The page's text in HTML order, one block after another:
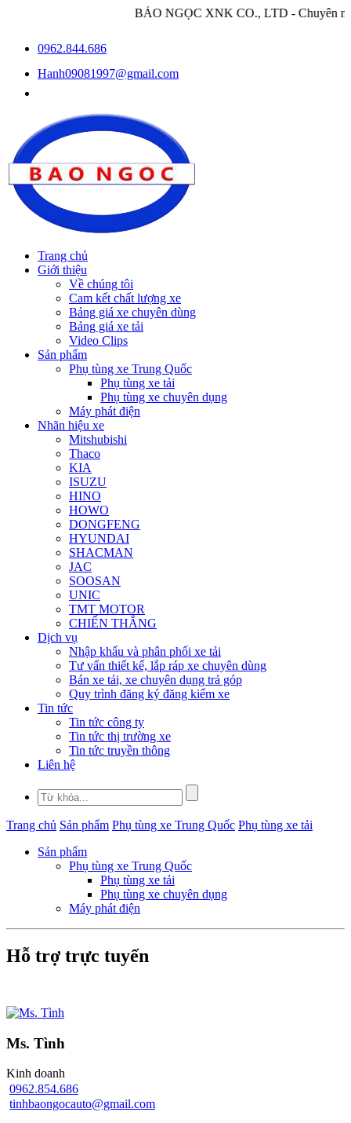
BẢO NGỌC XNK CO., LTD - Chuyên nhập khẩu và
0962.844.686
Hanh09081997@gmail.com
Trang chủ
Giới thiệu
Về chúng tôi
Cam kết chất lượng xe
Bảng giá xe chuyên dùng
Bảng giá xe tải
Video Clips
Sản phẩm
Phụ tùng xe Trung Quốc
Phụ tùng xe tải
Phụ tùng xe chuyên dụng
Máy phát điện
Nhãn hiệu xe
Mitshubishi
Thaco
KIA
ISUZU
HINO
HOWO
DONGFENG
HYUNDAI
SHACMAN
JAC
SOOSAN
UNIC
TMT MOTOR
CHIẾN THẮNG
Dịch vụ
Nhập khẩu và phân phối xe tải
Tư vấn thiết kế, lắp ráp xe chuyên dùng
Bán xe tải, xe chuyên dụng trả góp
Quy trình đăng ký đăng kiểm xe
Tin tức
Tin tức công ty
Tin tức thị trường xe
Tin tức truyền thông
Liên hệ
Trang chủ Sản phẩm Phụ tùng xe Trung Quốc Phụ tùng xe tải
Sản phẩm
Phụ tùng xe Trung Quốc
Phụ tùng xe tải
Phụ tùng xe chuyên dụng
Máy phát điện
Hỗ trợ trực tuyến
Ms. Tình
Kinh doanh
0962.854.686
tinhbaongocauto@gmail.com